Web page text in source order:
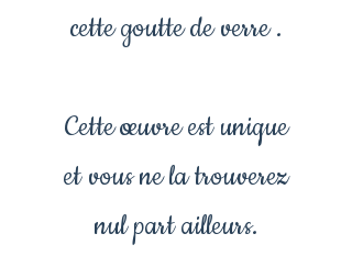
cette goutte de verre .
Cette œuvre est unique
et vous ne la trouverez
nul part ailleurs.